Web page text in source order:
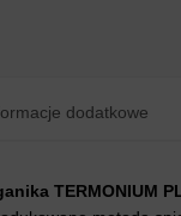
dodatkowe
TERMONIUM